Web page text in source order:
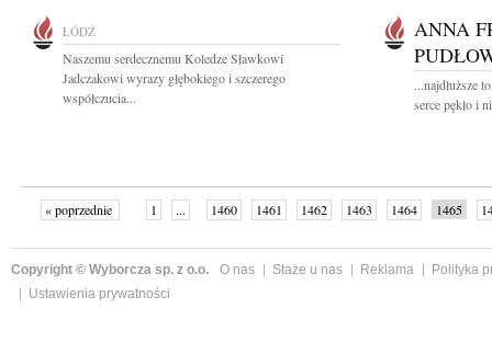
ŁÓDŹ
Naszemu serdecznemu Koledze Sławkowi
Jadczakowi wyrazy głębokiego i szczerego
współczucia...
ANNA
...najdłuższe
serce pękło i
« poprzednie 1 ... 1460 1461 1462 1463 1464 1465
Copyright © Wyborcza sp. z o.o. O nas Staże u nas Reklama
Polityka
Ustawienia prywatności